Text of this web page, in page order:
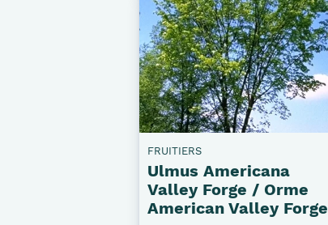
FRUITIERS
Ulmus Americana
Valley Forge / Orme
American Valley Forge